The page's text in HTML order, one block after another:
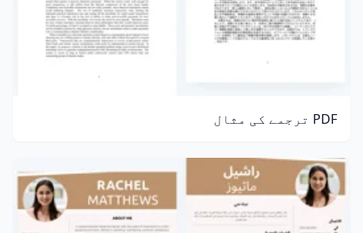
PDF ترجمے کی مثال